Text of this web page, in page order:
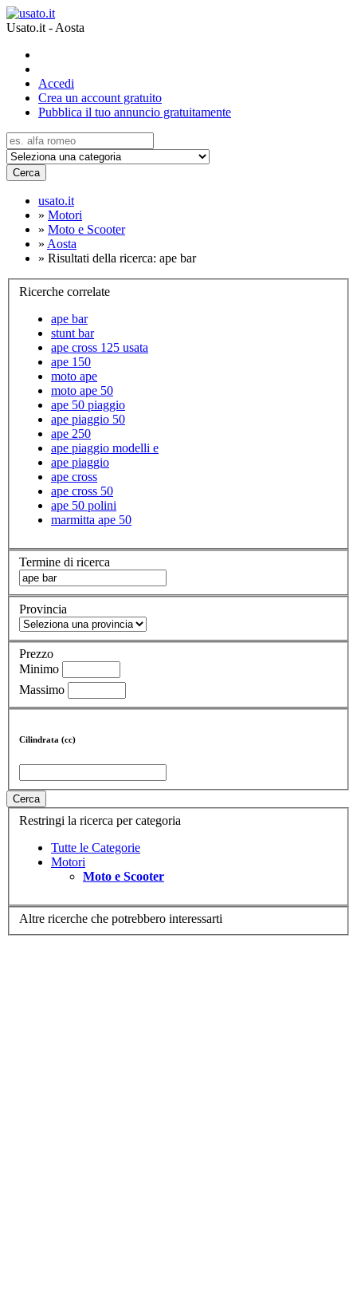
Usato.it - Aosta
Accedi
Crea un account gratuito
Pubblica il tuo annuncio gratuitamente
Cerca
usato.it
» Motori
» Moto e Scooter
» Aosta
» Risultati della ricerca: ape bar
Ricerche correlate
ape bar
stunt bar
ape cross 125 usata
ape 150
moto ape
moto ape 50
ape 50 piaggio
ape piaggio 50
ape 250
ape piaggio modelli e
ape piaggio
ape cross
ape cross 50
ape 50 polini
marmitta ape 50
Termine di ricerca
Provincia
Prezzo
Minimo
Massimo
Cilindrata (cc)
Cerca
Restringi la ricerca per categoria
Tutte le Categorie
Motori
Moto e Scooter
Altre ricerche che potrebbero interessarti